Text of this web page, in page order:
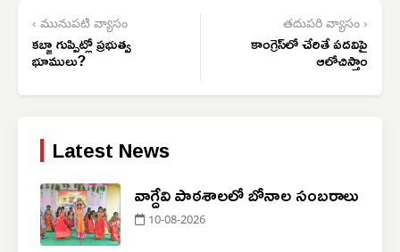
‹ మునుపటి వ్యాసం
కబ్జా గుప్పిట్లో ప్రభుత్వ
భూములు?
తదుపరి వ్యాసం ›
కాంగ్రెస్‌లో చేరితే పదవిపై
ఆలోచిస్తాం
Latest News
వాగ్దేవి పాఠశాలలో బోనాల సంబరాలు
10-08-2026